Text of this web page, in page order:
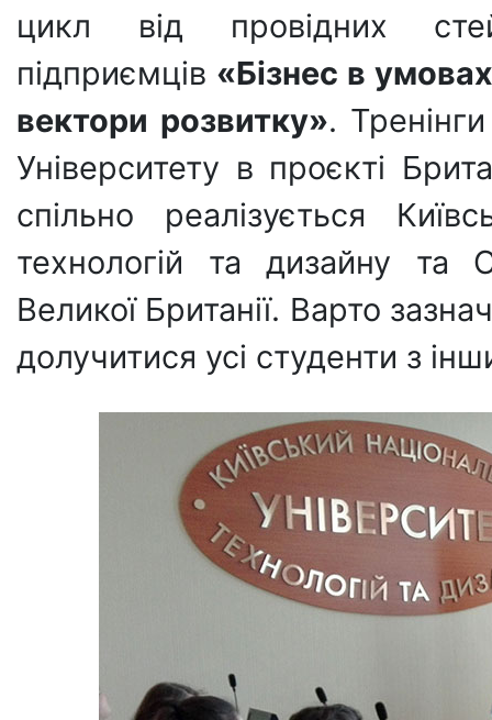
цикл від провідних
підприємців «Бізнес в
вектори розвитку».
Університету в проєкті
спільно реалізується
технологій та дизайну та
Великої Британії. Варто
долучитися усі студенти з